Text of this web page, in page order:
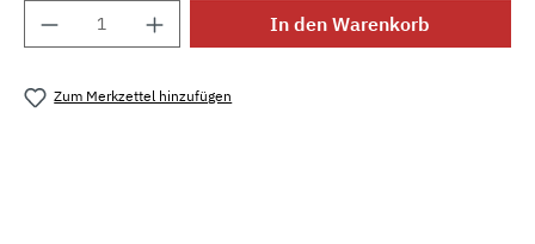
Produkt Anzahl: Gib den gewünschten
In den Warenkorb
Zum Merkzettel hinzufügen